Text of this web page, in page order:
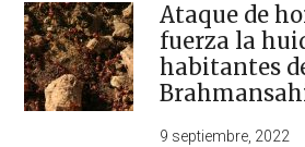
Ataque de
fuerza la
habitantes
9 septiembre, 2022